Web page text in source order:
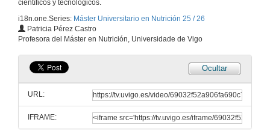
científicos y tecnológicos.
i18n.one.Series: Máster Universitario en Nutrición 25 / 26
Patricia Pérez Castro
Profesora del Máster en Nutrición, Universidade de Vigo
Ocultar
URL:
IFRAME:
24 de out. de 2025
METABOLISMO Y SU PATOLOGÍA: Tratamiento de la diabetes y Terapia insulínica
24 de out. de 2025
METABOLISMO Y SU PATOLOGÍA: Catabolismo de los ácidos grasos